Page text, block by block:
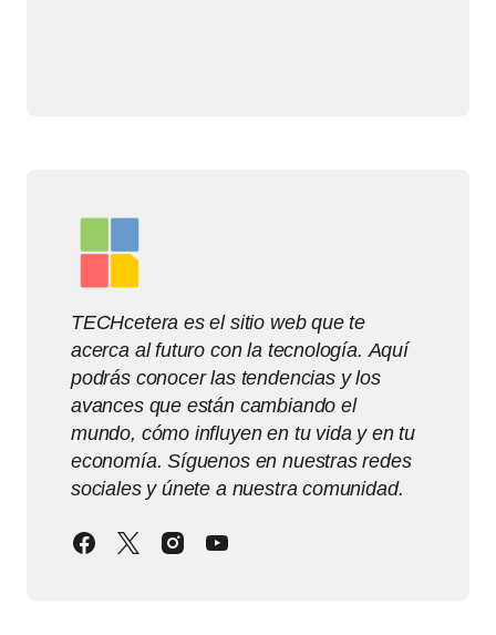
TECHcetera es el sitio web que te
acerca al futuro con la tecnología. Aquí
podrás conocer las tendencias y los
avances que están cambiando el
mundo, cómo influyen en tu vida y en tu
economía. Síguenos en nuestras redes
sociales y únete a nuestra comunidad.